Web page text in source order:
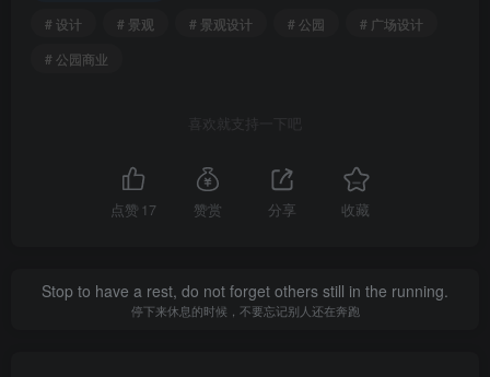
重叠山丘·引力
动态自然的曲线
# 设计
# 景观 # 景观设计 # 公园
# 广场设计
# 公园商业
喜欢就支持一下吧
点赞 17 赞赏 分享 收藏
Stop to have a rest, do not forget others still in the running.
停下来休息的时候，不要忘记别人还在奔跑